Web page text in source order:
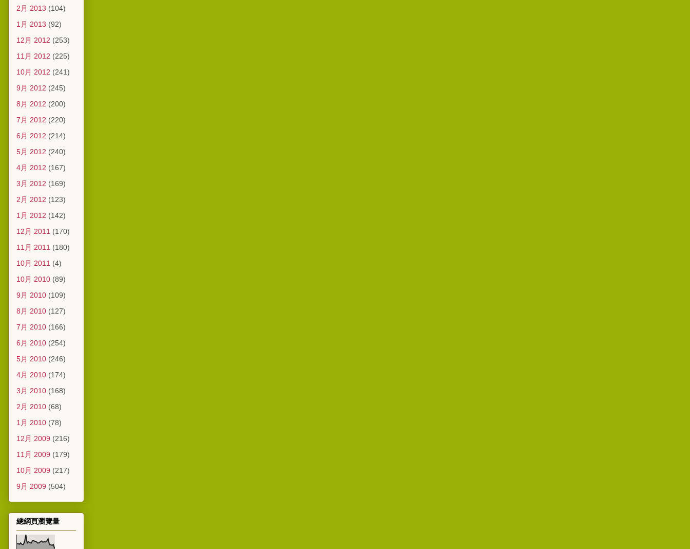
2月 2013 (104)
1月 2013 (92)
12月 2012 (253)
11月 2012 (225)
10月 2012 (241)
9月 2012 (245)
8月 2012 (200)
7月 2012 (220)
6月 2012 (214)
5月 2012 (240)
4月 2012 (167)
3月 2012 (169)
2月 2012 (123)
1月 2012 (142)
12月 2011 (170)
11月 2011 (180)
10月 2011 (4)
10月 2010 (89)
9月 2010 (109)
8月 2010 (127)
7月 2010 (166)
6月 2010 (254)
5月 2010 (246)
4月 2010 (174)
3月 2010 (168)
2月 2010 (68)
1月 2010 (78)
12月 2009 (216)
11月 2009 (179)
10月 2009 (217)
9月 2009 (504)
總網頁瀏覽量